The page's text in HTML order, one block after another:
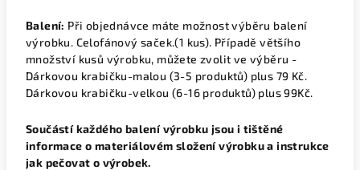
Balení: Při objednávce máte možnost výběru balení
výrobku. Celofánový saček.(1 kus). Případě většího
množství kusů výrobku, můžete zvolit ve výběru -
Dárkovou krabičku-malou (3-5 produktů) plus 79 Kč.
Dárkovou krabičku-velkou (6-16 produktů) plus 99Kč.
Součástí každého balení výrobku jsou i tištěné
informace o materiálovém složení výrobku a instrukce
jak pečovat o výrobek.